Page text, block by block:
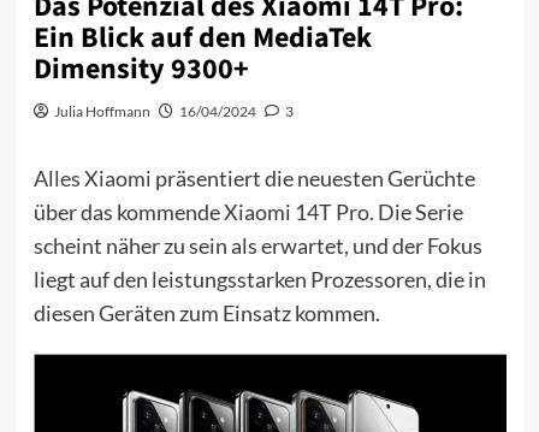
Ein Blick auf den MediaTek
Dimensity 9300+
Julia Hoffmann 16/04/2024 3
Alles Xiaomi präsentiert die neuesten Gerüchte
über das kommende Xiaomi 14T Pro. Die Serie
scheint näher zu sein als erwartet, und der Fokus
liegt auf den leistungsstarken Prozessoren, die in
diesen Geräten zum Einsatz kommen.